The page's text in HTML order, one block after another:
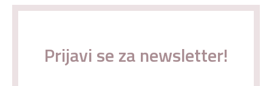
Prijavi se za newsletter!